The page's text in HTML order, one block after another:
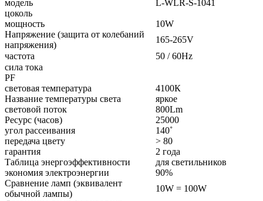
модель
L-WLR-S-1041
цоколь
мощность
10W
Напряжение (защита от колебаний
напряжения)
165-265V
частота
50 / 60Hz
сила тока
PF
световая температура
4100К
Название температуры света
яркое
световой поток
800Lm
Ресурс (часов)
25000
угол рассеивания
140˚
передача цвету
> 80
гарантия
2 года
Таблица энергоэффективности
для светильников
экономия электроэнергии
90%
Сравнение ламп (эквивалент
обычной лампы)
10W = 100W